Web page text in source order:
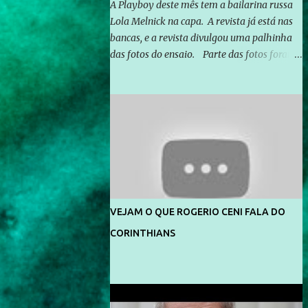
A Playboy deste mês tem a bailarina russa
Lola Melnick na capa. A revista já está nas
bancas, e a revista divulgou uma palhinha
das fotos do ensaio. Parte das fotos foram
divulga capa e primeiras fotos de Lola
Melnick - @aredacao
VEJAM O QUE ROGERIO CENI FALA DO
CORINTHIANS